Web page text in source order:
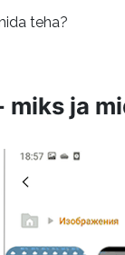
teha?
ja